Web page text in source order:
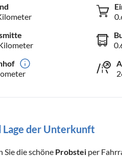
Lage der Unterkunft
Sie die schöne Probstei per